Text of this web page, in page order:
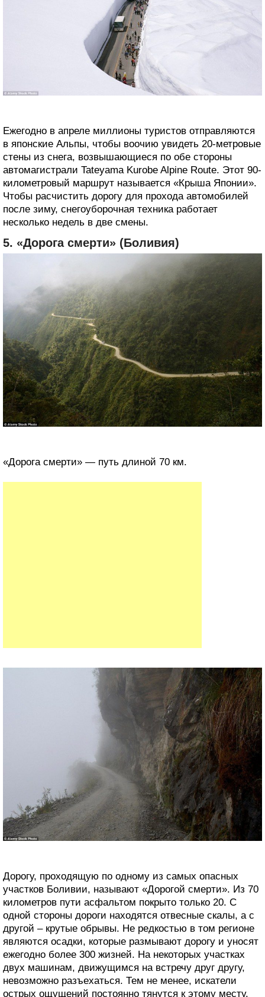
Ежегодно в апреле миллионы туристов отправляются
в японские Альпы, чтобы воочию увидеть 20-метровые
стены из снега, возвышающиеся по обе стороны
автомагистрали Tateyama Kurobe Alpine Route. Этот 90-
километровый маршрут называется «Крыша Японии».
Чтобы расчистить дорогу для прохода автомобилей
после зиму, снегоуборочная техника работает
несколько недель в две смены.
5. «Дорога смерти» (Боливия)
«Дорога смерти» — путь длиной 70 км.
Дорогу, проходящую по одному из самых опасных
участков Боливии, называют «Дорогой смерти». Из 70
километров пути асфальтом покрыто только 20. С
одной стороны дороги находятся отвесные скалы, а с
другой – крутые обрывы. Не редкостью в том регионе
являются осадки, которые размывают дорогу и уносят
ежегодно более 300 жизней. На некоторых участках
двух машинам, движущимся на встречу друг другу,
невозможно разъехаться. Тем не менее, искатели
острых ощущений постоянно тянутся к этому месту.